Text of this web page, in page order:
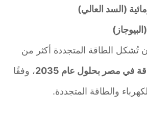
(السد العالي)
الطاقة المتجددة أكثر من
، وفقًا
والطاقة المتجددة.